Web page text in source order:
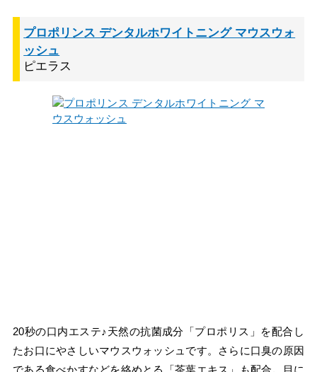
プロポリンス デンタルホワイトニング マウスウォ
ッシュ
ピエラス
20秒の口内エステ♪天然の抗菌成分「プロポリス」を配合し
たお口にやさしいマウスウォッシュです。さらに口臭の原因